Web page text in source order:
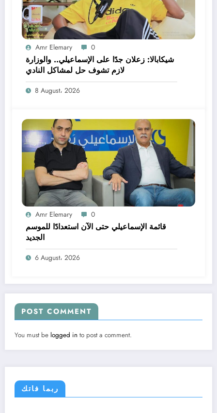
Amr Elemary 0
شيكابالا: زعلان جدًا على الإسماعيلي.. والوزارة
لازم تشوف حل لمشاكل النادي
8 August، 2026
Amr Elemary 0
قائمة الإسماعيلي حتى الآن استعدادًا للموسم
الجديد
6 August، 2026
POST COMMENT
You must be logged in to post a comment.
ربما فاتك